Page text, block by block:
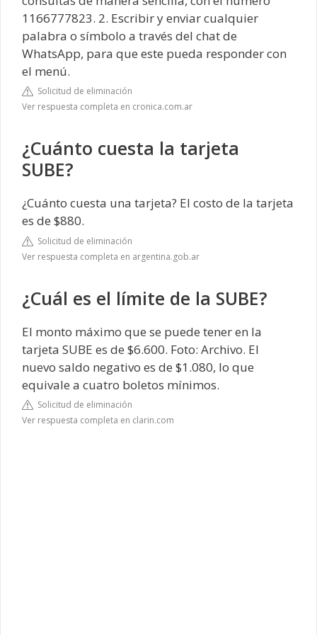
1166777823. 2. Escribir y enviar cualquier
palabra o símbolo a través del chat de
WhatsApp, para que este pueda responder con
el menú.
Solicitud de eliminación
Ver respuesta completa en cronica.com.ar
¿Cuánto cuesta la tarjeta
SUBE?
¿Cuánto cuesta una tarjeta? El costo de la tarjeta
es de $880.
Solicitud de eliminación
Ver respuesta completa en argentina.gob.ar
¿Cuál es el límite de la SUBE?
El monto máximo que se puede tener en la
tarjeta SUBE es de $6.600. Foto: Archivo. El
nuevo saldo negativo es de $1.080, lo que
equivale a cuatro boletos mínimos.
Solicitud de eliminación
Ver respuesta completa en clarin.com